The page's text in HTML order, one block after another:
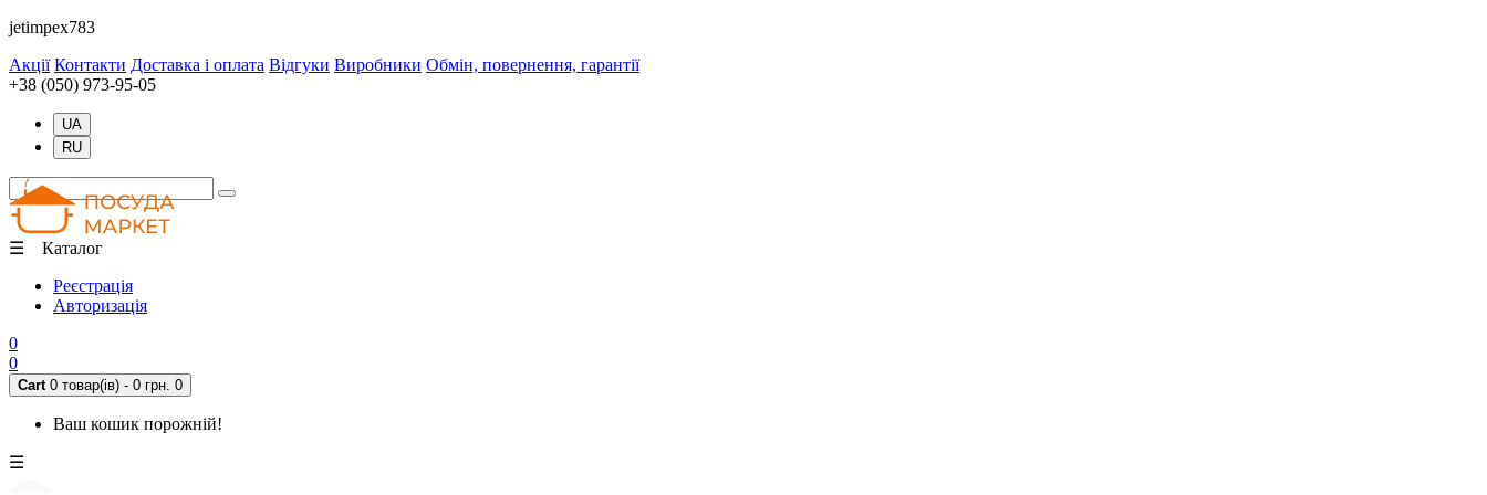
jetimpex783
Акції Контакти Доставка і оплата Відгуки Виробники Обмін, повернення, гарантії
+38 (050) 973-95-05
UA
RU
☰ Каталог
Реєстрація
Авторизація
0
0
Cart 0 товар(ів) - 0 грн. 0
Ваш кошик порожній!
☰